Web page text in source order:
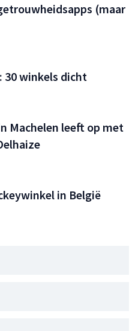
(maar
30 winkels dicht
Machelen leeft op met
in België